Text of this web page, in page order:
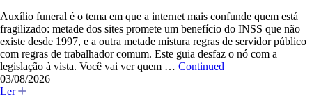
Auxílio funeral é o tema em que a internet mais confunde quem está
fragilizado: metade dos sites promete um benefício do INSS que não
existe desde 1997, e a outra metade mistura regras de servidor público
com regras de trabalhador comum. Este guia desfaz o nó com a
legislação à vista. Você vai ver quem … Continued
03/08/2026
Ler